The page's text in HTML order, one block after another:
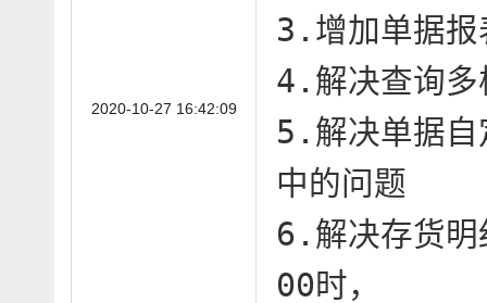
2020-10-27 16:42:09
3.增加单据报
4.解决查询多
5.解决单据自
中的问题
6.解决存货明
00时，